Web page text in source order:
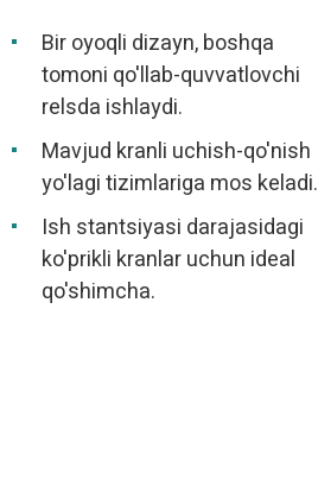
Bir oyoqli dizayn, boshqa
tomoni qo'llab-quvvatlovchi
relsda ishlaydi.
Mavjud kranli uchish-qo'nish
yo'lagi tizimlariga mos keladi.
Ish stantsiyasi darajasidagi
ko'prikli kranlar uchun ideal
qo'shimcha.